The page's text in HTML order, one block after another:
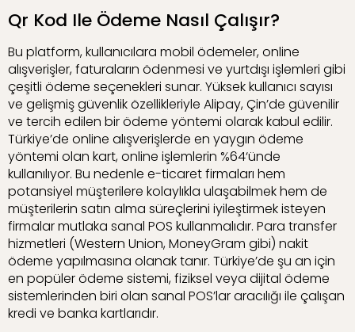
Qr Kod Ile Ödeme Nasıl Çalışır?
Bu platform, kullanıcılara mobil ödemeler, online
alışverişler, faturaların ödenmesi ve yurtdışı işlemleri gibi
çeşitli ödeme seçenekleri sunar. Yüksek kullanıcı sayısı
ve gelişmiş güvenlik özellikleriyle Alipay, Çin’de güvenilir
ve tercih edilen bir ödeme yöntemi olarak kabul edilir.
Türkiye’de online alışverişlerde en yaygın ödeme
yöntemi olan kart, online işlemlerin %64‘ünde
kullanılıyor. Bu nedenle e-ticaret firmaları hem
potansiyel müşterilere kolaylıkla ulaşabilmek hem de
müşterilerin satın alma süreçlerini iyileştirmek isteyen
firmalar mutlaka sanal POS kullanmalıdır. Para transfer
hizmetleri (Western Union, MoneyGram gibi) nakit
ödeme yapılmasına olanak tanır. Türkiye’de şu an için
en popüler ödeme sistemi, fiziksel veya dijital ödeme
sistemlerinden biri olan sanal POS’lar aracılığı ile çalışan
kredi ve banka kartlarıdır.